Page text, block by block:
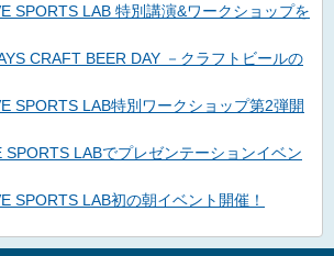
SPORTS LAB 特別講演&ワークショップを
CRAFT BEER DAY －クラフトビールの
SPORTS LAB特別ワークショップ第2弾開
SPORTS LABでプレゼンテーションイベン
SPORTS LAB初の朝イベント開催！